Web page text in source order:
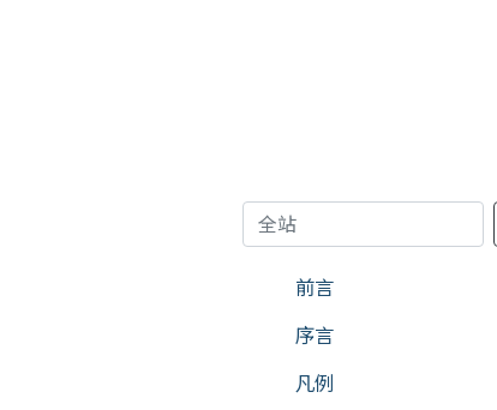
前言
序言
凡例